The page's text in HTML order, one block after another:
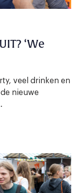
‘We
veel drinken en
nieuwe